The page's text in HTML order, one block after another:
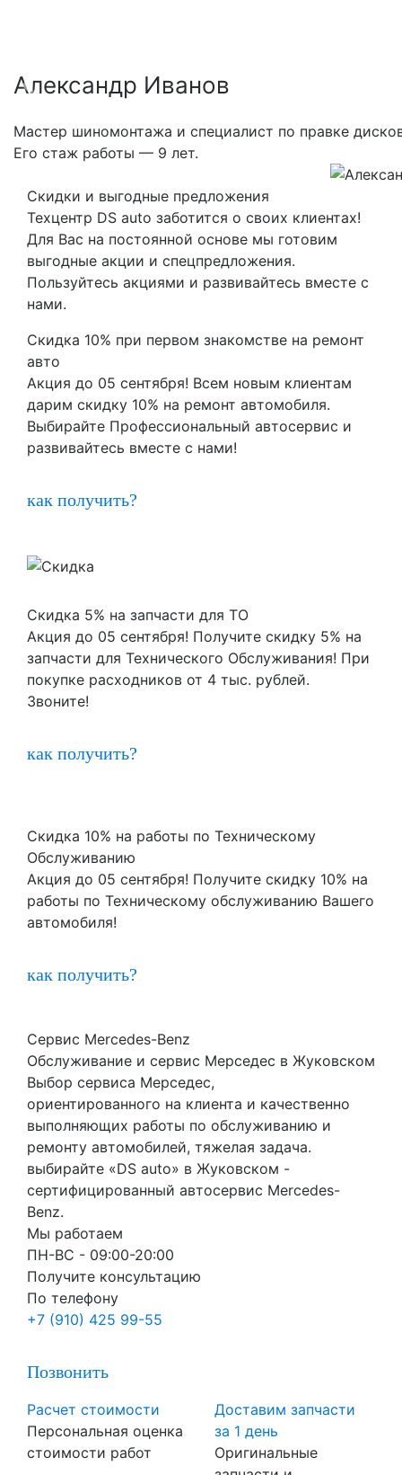
Александр Иванов
Мастер шиномонтажа и специалист по правке
Его стаж работы — 9 лет.
Previous
Скидки и выгодные предложения
Техцентр DS auto заботится о своих клиентах!
Для Вас на постоянной основе мы готовим
выгодные акции и спецпредложения.
Пользуйтесь акциями и развивайтесь вместе с
нами.
Скидка 10% при первом знакомстве на ремонт
авто
Акция до 05 сентября! Всем новым клиентам
дарим скидку 10% на ремонт автомобиля.
Выбирайте Профессиональный автосервис и
развивайтесь вместе с нами!
как получить?
Скидка 5% на запчасти для ТО
Акция до 05 сентября! Получите скидку 5% на
запчасти для Технического Обслуживания! При
покупке расходников от 4 тыс. рублей.
Звоните!
как получить?
Скидка 10% на работы по Техническому
Обслуживанию
Акция до 05 сентября! Получите скидку 10% на
работы по Техническому обслуживанию Вашего
автомобиля!
как получить?
Сервис Mercedes-Benz
Обслуживание и сервис Мерседес в Жуковском
Выбор сервиса Мерседес,
ориентированного на клиента и качественно
выполняющих работы по обслуживанию и
ремонту автомобилей, тяжелая задача.
выбирайте «DS auto» в Жуковском -
сертифицированный автосервис Mercedes-
Benz.
Мы работаем
ПН-ВC - 09:00-20:00
Получите консультацию
По телефону
+7 (910) 425 99-55
Позвонить
Расчет стоимости
Персональная оценка
стоимости работ
Доставим запчасти
за 1 день
Оригинальные